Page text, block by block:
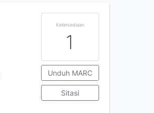
Ketersediaan
1
Unduh MARC
Sitasi